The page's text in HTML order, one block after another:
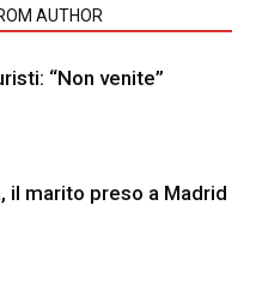
AUTHOR
“Non venite”
il marito preso a Madrid